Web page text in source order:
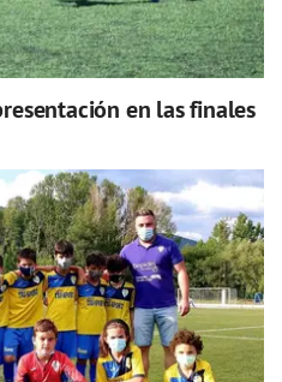
en las finales